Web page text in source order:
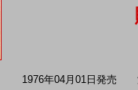
1976年04月01日発売